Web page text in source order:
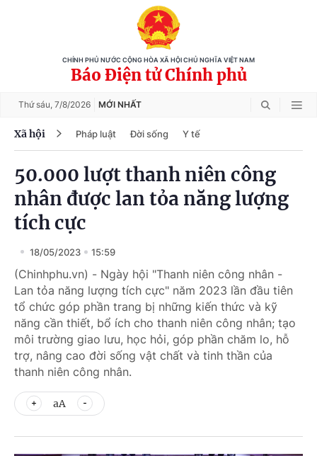
CHÍNH PHỦ NƯỚC CỘNG HÒA XÃ HỘI CHỦ NGHĨA VIỆT NAM
Báo Điện tử Chính phủ
Thứ sáu, 7/8/2026 MỚI NHẤT
Xã hội Pháp luật Đời sống Y tế
50.000 lượt thanh niên công
nhân được lan tỏa năng lượng
tích cực
18/05/2023 15:59
(Chinhphu.vn) - Ngày hội "Thanh niên công nhân -
Lan tỏa năng lượng tích cực" năm 2023 lần đầu tiên
tổ chức góp phần trang bị những kiến thức và kỹ
năng cần thiết, bổ ích cho thanh niên công nhân; tạo
môi trường giao lưu, học hỏi, góp phần chăm lo, hỗ
trợ, nâng cao đời sống vật chất và tinh thần của
thanh niên công nhân.
aA